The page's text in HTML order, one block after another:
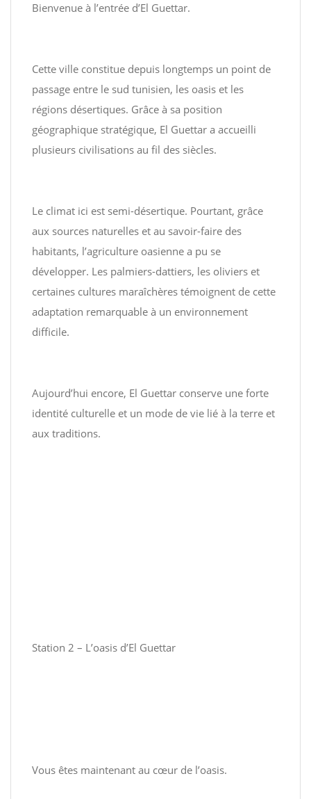
Bienvenue à l’entrée d’El Guettar.
Cette ville constitue depuis longtemps un point de
passage entre le sud tunisien, les oasis et les
régions désertiques. Grâce à sa position
géographique stratégique, El Guettar a accueilli
plusieurs civilisations au fil des siècles.
Le climat ici est semi-désertique. Pourtant, grâce
aux sources naturelles et au savoir-faire des
habitants, l’agriculture oasienne a pu se
développer. Les palmiers-dattiers, les oliviers et
certaines cultures maraîchères témoignent de cette
adaptation remarquable à un environnement
difficile.
Aujourd’hui encore, El Guettar conserve une forte
identité culturelle et un mode de vie lié à la terre et
aux traditions.
Station 2 – L’oasis d’El Guettar
Vous êtes maintenant au cœur de l’oasis.